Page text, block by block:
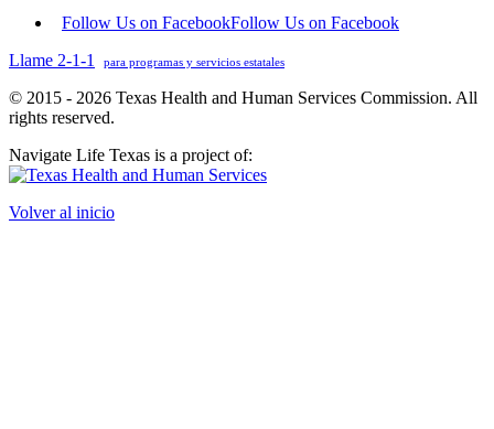
Follow Us on FacebookFollow Us on Facebook
Llame 2-1-1
para programas y servicios estatales
© 2015 - 2026 Texas Health and Human Services Commission. All
rights reserved.
Navigate Life Texas is a project of:
Volver al inicio